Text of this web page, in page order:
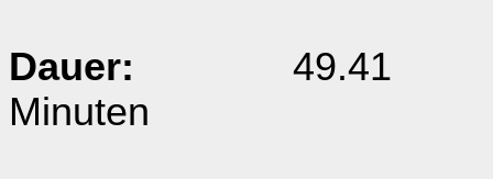
Dauer: 49.41
Minuten